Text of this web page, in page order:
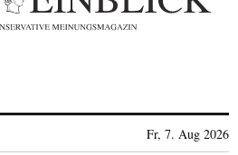
Fr, 7. Aug 2026